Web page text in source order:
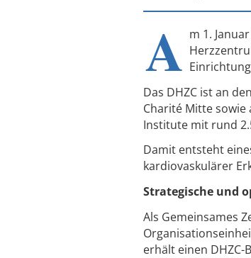
A m 1.
Das DHZC ist an
Charité Mitte sowie
Institute mit rund
Damit entsteht
kardiovaskulärer
Strategische und
Als Gemeinsames
erhält einen